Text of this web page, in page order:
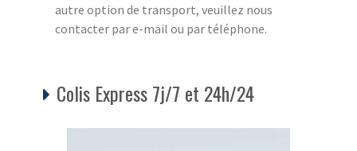
autre option de transport, veuillez nous
contacter par e-mail ou par téléphone.
Colis Express 7j/7 et 24h/24